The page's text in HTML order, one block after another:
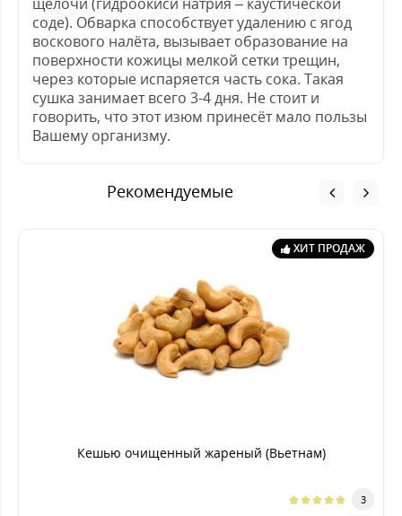
соде). Обварка способствует удалению с ягод
воскового налёта, вызывает образование на
поверхности кожицы мелкой сетки трещин,
через которые испаряется часть сока. Такая
сушка занимает всего 3-4 дня. Не стоит и
говорить, что этот изюм принесёт мало пользы
Вашему организму.
Рекомендуемые
ХИТ ПРОДАЖ
Кешью очищенный жареный (Вьетнам)
3